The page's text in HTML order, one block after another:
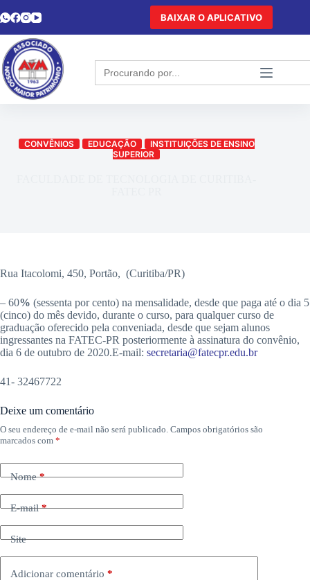
BAIXAR O APLICATIVO
Search
for:
CONVÊNIOS EDUCAÇÃO
INSTITUIÇÕES DE ENSINO
SUPERIOR
Rua Itacolomi, 450, Portão, (Curitiba/PR)
– 60% (sessenta por cento) na mensalidade, desde que paga até o dia 5
(cinco) do mês devido, durante o curso, para qualquer curso de
graduação oferecido pela conveniada, desde que sejam alunos
ingressantes na FATEC-PR posteriormente à assinatura do convênio,
dia 6 de outubro de 2020.E-mail: secretaria@fatecpr.edu.br
41- 32467722
Deixe um comentário
O seu endereço de e-mail não será publicado. Campos obrigatórios são
marcados com *
Nome*
E-mail*
Site
Adicionar comentário *